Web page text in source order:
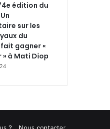
édition du
sur les
du
gagner «
» à Mati Diop